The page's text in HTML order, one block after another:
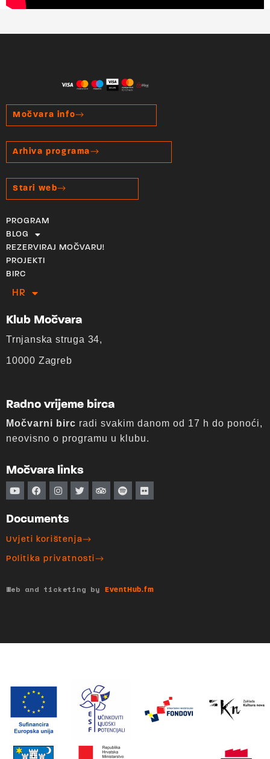
Močvara info
Arhiva programa
Stari web
PROGRAM
BLOG
REZERVIRAJ MOČVARU!
PROJEKTI
BIRC
HR
EN
Klub Močvara
Trnjanska struga 34,
10000 Zagreb
Radno vrijeme birca
Močvarni birc radi svakim danom od 17 h do ponoći,
neovisno o programu u klubu.
Močvara links
Documents
Uvjeti korištenja
Politika privatnosti
Web and ticketing by EventHub.fm